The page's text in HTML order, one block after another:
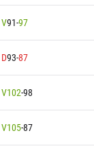
V91-97
D93-87
V102-98
V105-87